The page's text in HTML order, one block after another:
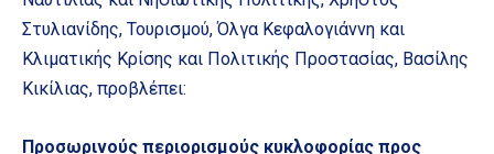
Στυλιανίδης, Τουρισμού, Όλγα Κεφαλογιάννη και
Κλιματικής Κρίσης και Πολιτικής Προστασίας, Βασίλης
Κικίλιας, προβλέπει:
Προσωρινούς περιορισμούς κυκλοφορίας προς